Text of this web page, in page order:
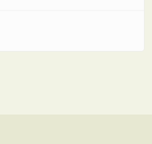
Datos de producción más eficientes: